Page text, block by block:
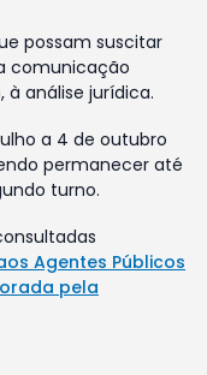
possam suscitar
comunicação
à análise jurídica.
a 4 de outubro
permanecer até
turno.
Agentes Públicos
pela